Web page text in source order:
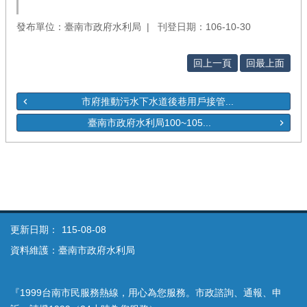
發布單位：臺南市政府水利局 刊登日期：106-10-30
回上一頁 回最上面
市府推動污水下水道後巷用戶接管...
臺南市政府水利局100~105...
更新日期：
115-08-08
資料維護：臺南市政府水利局
『1999台南市民服務熱線，用心為您服務。市政諮詢、通報、申